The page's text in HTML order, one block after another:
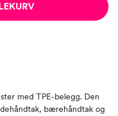
med TPE-belegg. Den
bærehåndtak og